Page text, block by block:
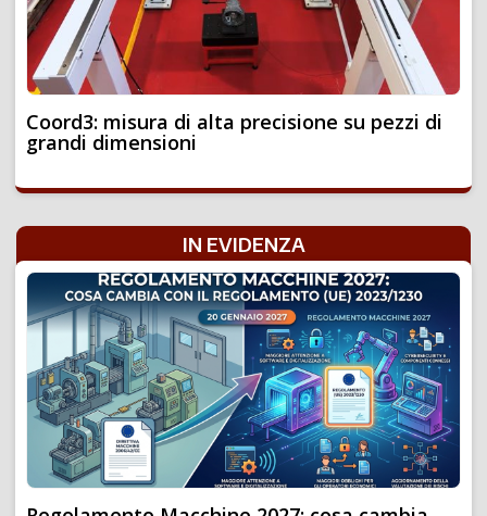
Coord3: misura di alta precisione su pezzi di
grandi dimensioni
IN EVIDENZA